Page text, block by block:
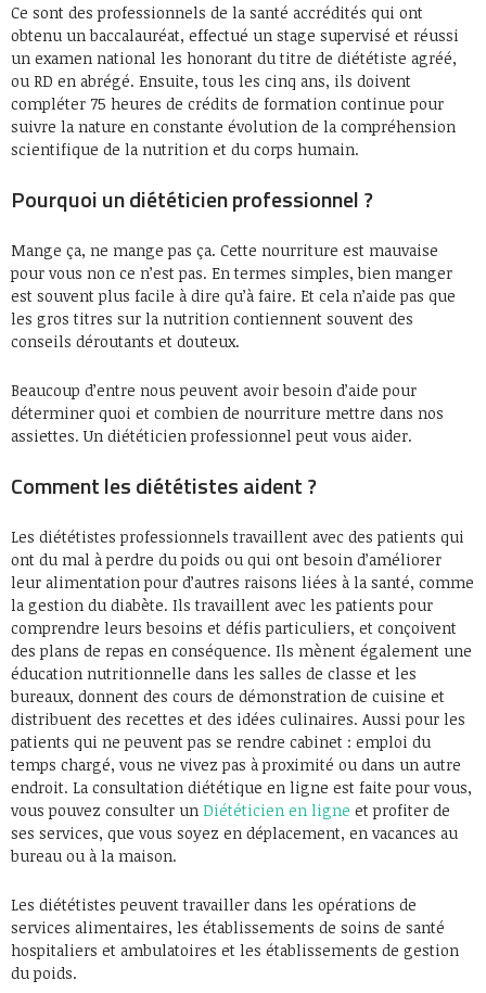
Ce sont des professionnels de la santé accrédités qui ont
obtenu un baccalauréat, effectué un stage supervisé et réussi
un examen national les honorant du titre de diététiste agréé,
ou RD en abrégé. Ensuite, tous les cinq ans, ils doivent
compléter 75 heures de crédits de formation continue pour
suivre la nature en constante évolution de la compréhension
scientifique de la nutrition et du corps humain.
Pourquoi un diététicien professionnel ?
Mange ça, ne mange pas ça. Cette nourriture est mauvaise
pour vous non ce n’est pas. En termes simples, bien manger
est souvent plus facile à dire qu’à faire. Et cela n’aide pas que
les gros titres sur la nutrition contiennent souvent des
conseils déroutants et douteux.
Beaucoup d’entre nous peuvent avoir besoin d’aide pour
déterminer quoi et combien de nourriture mettre dans nos
assiettes. Un diététicien professionnel peut vous aider.
Comment les diététistes aident ?
Les diététistes professionnels travaillent avec des patients qui
ont du mal à perdre du poids ou qui ont besoin d’améliorer
leur alimentation pour d’autres raisons liées à la santé, comme
la gestion du diabète. Ils travaillent avec les patients pour
comprendre leurs besoins et défis particuliers, et conçoivent
des plans de repas en conséquence. Ils mènent également une
éducation nutritionnelle dans les salles de classe et les
bureaux, donnent des cours de démonstration de cuisine et
distribuent des recettes et des idées culinaires. Aussi pour les
patients qui ne peuvent pas se rendre cabinet : emploi du
temps chargé, vous ne vivez pas à proximité ou dans un autre
endroit. La consultation diététique en ligne est faite pour vous,
vous pouvez consulter un Diététicien en ligne et profiter de
ses services, que vous soyez en déplacement, en vacances au
bureau ou à la maison.
Les diététistes peuvent travailler dans les opérations de
services alimentaires, les établissements de soins de santé
hospitaliers et ambulatoires et les établissements de gestion
du poids.